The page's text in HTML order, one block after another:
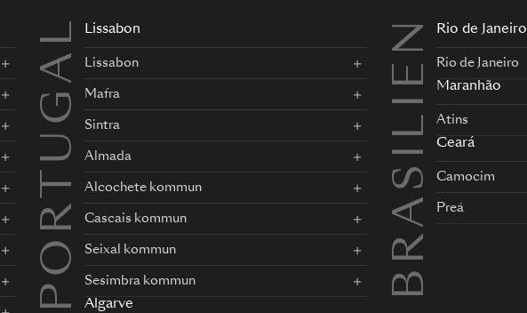
PORTUGAL Lissabon
Lissabon
Mafra
Sintra
Almada
Alcochete kommun
Cascais kommun
Seixal kommun
Sesimbra kommun
Algarve
BRASILIEN Rio de Janeiro
Rio de Janeiro
Maranhão
Atins
Ceará
Camocim
Preá